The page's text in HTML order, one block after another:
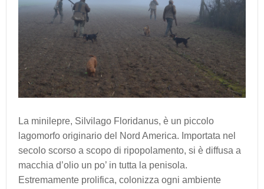
La minilepre, Silvilago Floridanus, è un piccolo
lagomorfo originario del Nord America. Importata nel
secolo scorso a scopo di ripopolamento, si è diffusa a
macchia d’olio un po’ in tutta la penisola.
Estremamente prolifica, colonizza ogni ambiente